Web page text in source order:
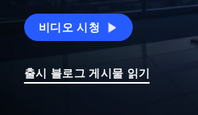
비디오 시청
출시 블로그 게시물 읽기